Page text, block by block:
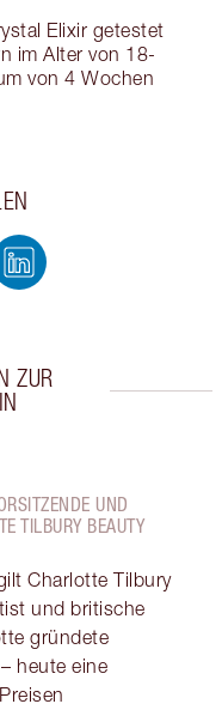
Elixir getestet
im Alter von 18-
von 4 Wochen
ZUR
UND
TILBURY BEAUTY
Charlotte Tilbury
und britische
gründete
heute eine